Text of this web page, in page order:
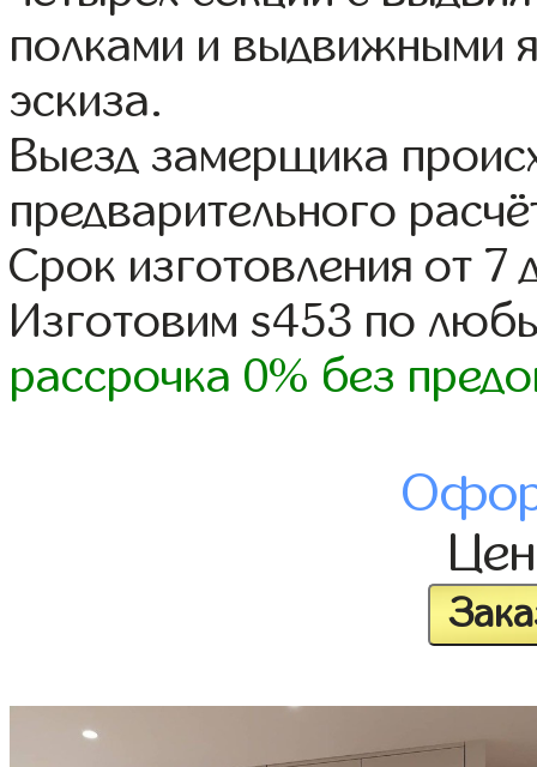
полками и выдвижными
эскиза.
Выезд замерщика
предварительного
Срок изготовления от 7
Изготовим s453 по
рассрочка 0% без